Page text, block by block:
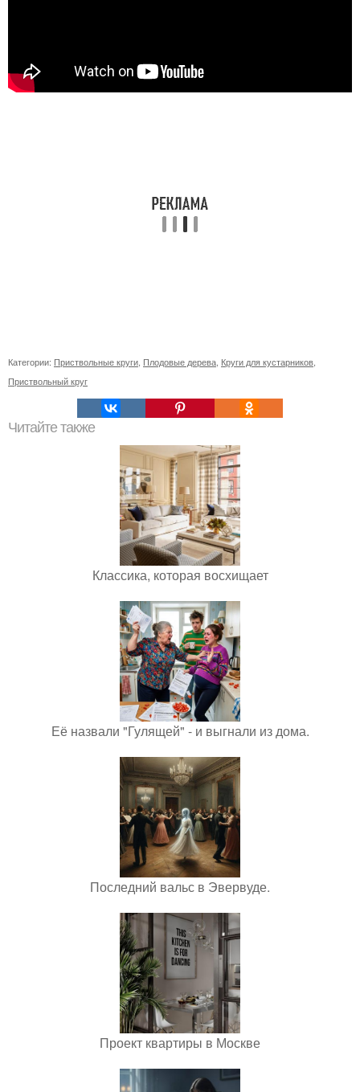
Категории: Приствольные круги Плодовые дерева Круги для кустарников
Приствольный круг
Читайте также
Классика, которая восхищает
Её назвали "Гулящей" - и выгнали из дома.
Последний вальс в Эвервуде.
Проект квартиры в Москве